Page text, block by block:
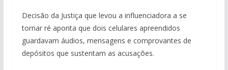
Decisão da Justiça que levou a influenciadora a se
tornar ré aponta que dois celulares apreendidos
guardavam áudios, mensagens e comprovantes de
depósitos que sustentam as acusações.